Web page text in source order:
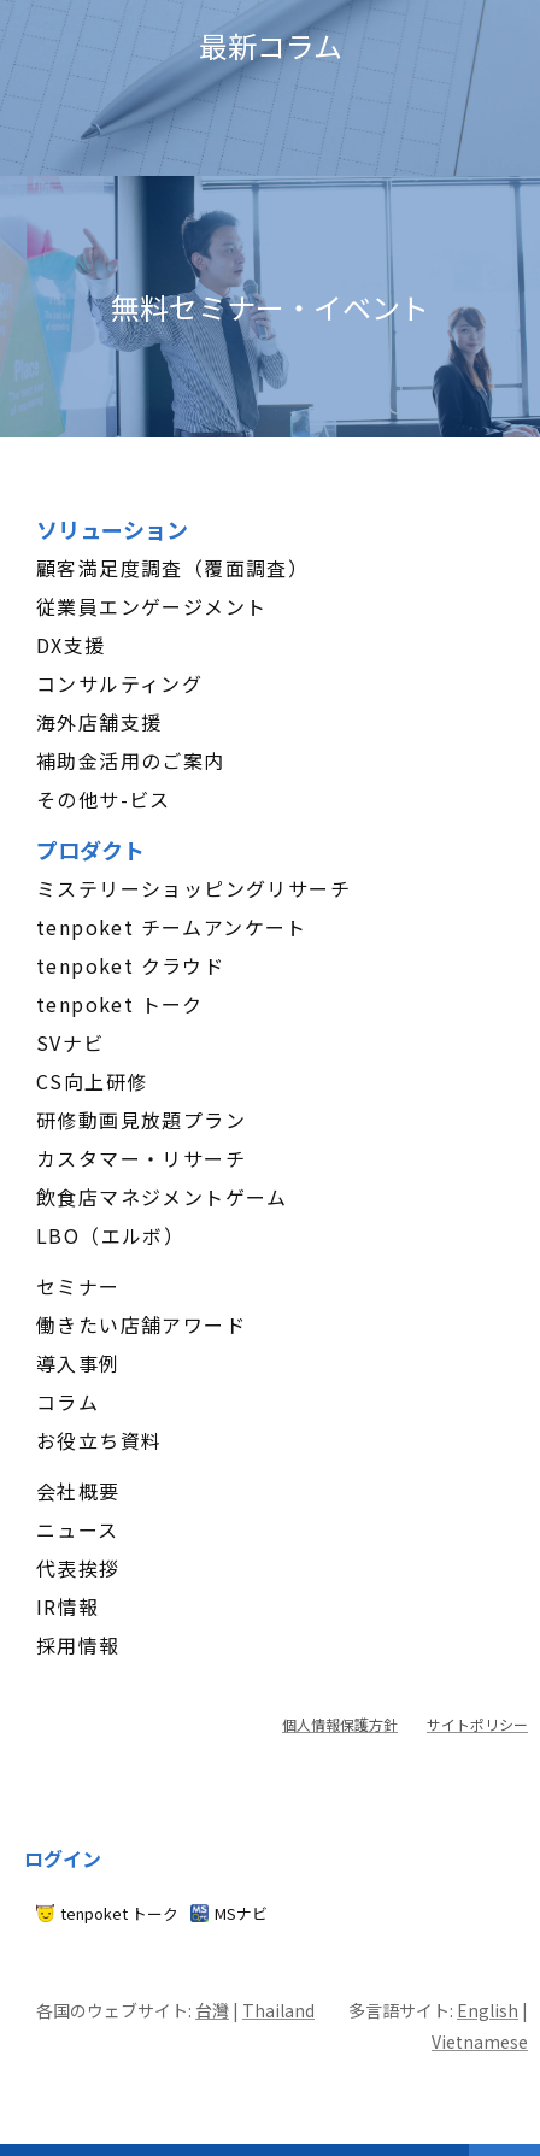
最新コラム
無料セミナー・イベント
ソリューション
顧客満足度調査（覆面調査）
従業員エンゲージメント
DX支援
コンサルティング
海外店舗支援
補助金活用のご案内
その他サ-ビス
プロダクト
ミステリーショッピングリサーチ
tenpoket チームアンケート
tenpoket クラウド
tenpoket トーク
SVナビ
CS向上研修
研修動画見放題プラン
カスタマー・リサーチ
飲食店マネジメントゲーム
LBO（エルボ）
セミナー
働きたい店舗アワード
導入事例
コラム
お役立ち資料
会社概要
ニュース
代表挨拶
IR情報
採用情報
個人情報保護方針 サイトポリシー
ログイン
tenpoket トーク MSナビ
各国のウェブサイト: 台灣 | Thailand 多言語サイト: English |
Vietnamese